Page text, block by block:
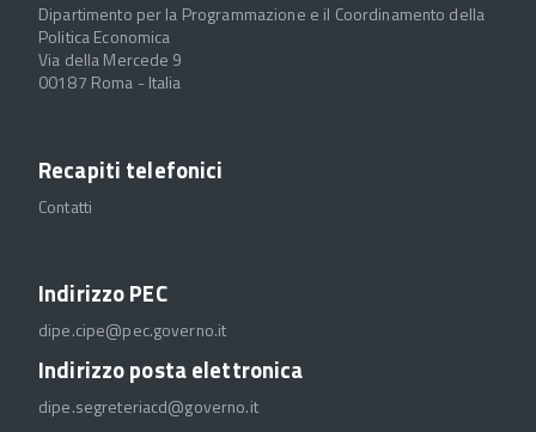
Dipartimento per la Programmazione e il Coordinamento della
Politica Economica
Via della Mercede 9
00187 Roma - Italia
Recapiti telefonici
Contatti
Indirizzo PEC
dipe.cipe@pec.governo.it
Indirizzo posta elettronica
dipe.segreteriacd@governo.it